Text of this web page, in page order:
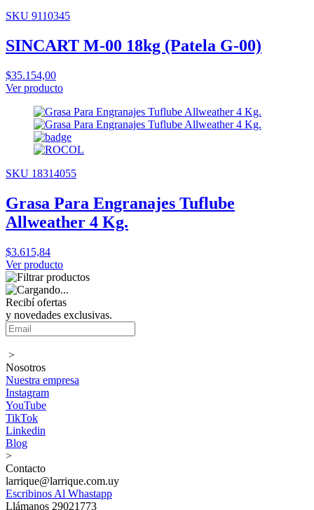
SKU 9110345
SINCART M-00 18kg (Patela G-00)
$35.154,00
Ver producto
SKU 18314055
Grasa Para Engranajes Tuflube
Allweather 4 Kg.
$3.615,84
Ver producto
Recibí ofertas
y novedades exclusivas.
>
Nosotros
Nuestra empresa
Instagram
YouTube
TikTok
Linkedin
Blog
>
Contacto
larrique@larrique.com.uy
Escribinos Al Whastapp
Llámanos 29021773